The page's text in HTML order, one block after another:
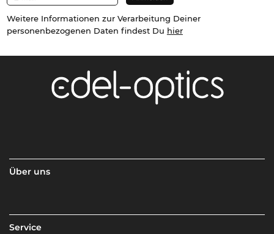
Weitere Informationen zur Verarbeitung Deiner
personenbezogenen Daten findest Du hier
Über uns
Service